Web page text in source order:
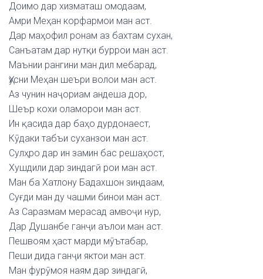
Доимо дар хизматаш омодаам,
Амри Меҳан корфармои ман аст.
Дар маҳофил ронам аз бахтам сухан,
Санъатам дар нутқи буррои ман аст.
Маънии рангини ман дил мебарад,
Ҳусни Меҳан шеъри волои ман аст.
Аз чунин наҷориам андеша дор,
Шеър кохи оламорои ман аст.
Ин қасида дар баҳо дурдонаест,
Кӯдаки табъи суханзои ман аст.
Сулҳро дар ин замин бас решаҳост,
Хушдили дар зиндагӣ рои ман аст.
Ман ба Хатлону Бадахшон зиндаам,
Суғди ман ду чашми бинои ман аст.
Аз Саразмам мерасад амвоҷи нур,
Дар Душанбе ганҷи аълои ман аст.
Пешвоям ҳаст марди мӯътабар,
Пеши дида ганҷи яктои ман аст.
Ман фурӯмоя наям дар зиндагӣ,